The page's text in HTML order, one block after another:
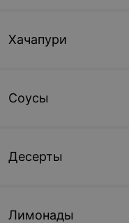
Хачапури
Соусы
Десерты
Лимонады